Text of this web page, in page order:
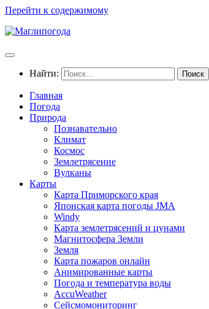
Перейти к содержимому
Найти:
Главная
Погода
Природа
Познавательно
Климат
Космос
Землетрясение
Вулканы
Карты
Карта Приморского края
Японская карта погоды JMA
Windy
Карта землетрясений и цунами
Магнитосфера Земли
Земля
Карта пожаров онлайн
Анимированные карты
Погода и температура воды
AccuWeather
Сейсмомониторинг